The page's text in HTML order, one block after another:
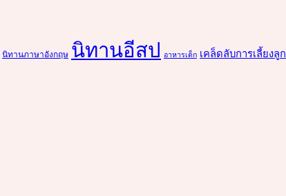
นิทานภาษาอังกฤษ นิทานอีสป อาหารเด็ก เคล็ดลับการเลี้ยงลูก